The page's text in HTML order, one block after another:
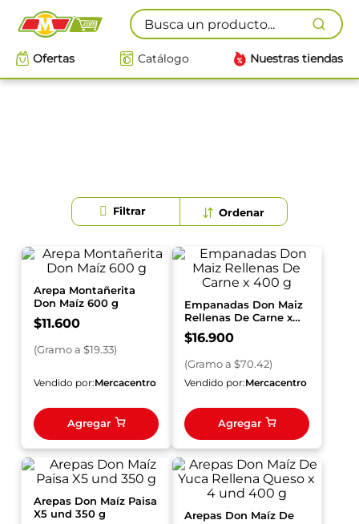
Busca un producto...
Ofertas Catálogo Nuestras tiendas
Arepa Montañerita
Don Maíz 600 g
$11.600
(Gramoa $19.33)
Vendido por:Mercacentro
Agregar
Empanadas Don Maiz
Rellenas De Carne x
400 g
$16.900
(Gramoa $70.42)
Vendido por:Mercacentro
Agregar
Arepas Don Maíz Paisa
X5 und 350 g
Arepas Don Maíz De